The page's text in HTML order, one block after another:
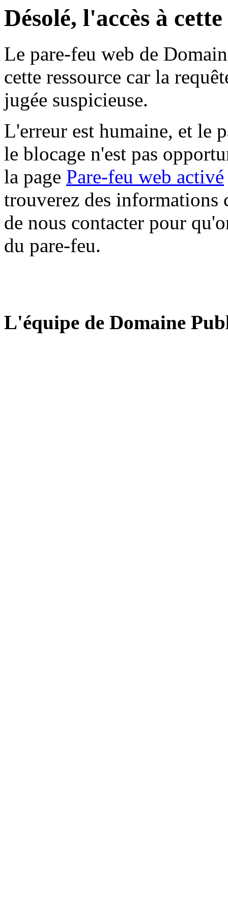
Désolé, l'accès à
Le pare-feu web de
cette ressource car la
jugée suspicieuse.
L'erreur est humaine, et le
le blocage n'est pas
la page Pare-feu web activé
trouverez des informations
de nous contacter pour
du pare-feu.
L'équipe de Domaine